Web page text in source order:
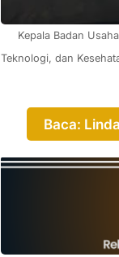
Kepala Badan
Teknologi, dan
Baca: